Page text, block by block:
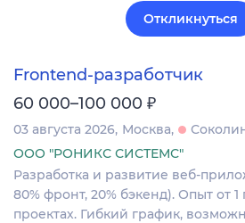
Откликнуться
Frontend-разработчик
60 000–100 000 ₽
03 августа 2026 Москва
ООО "РОНИКС СИСТЕМС"
Разработка и развитие веб-
80% фронт, 20% бэкенд). Опыт от
проектах. Гибкий график,